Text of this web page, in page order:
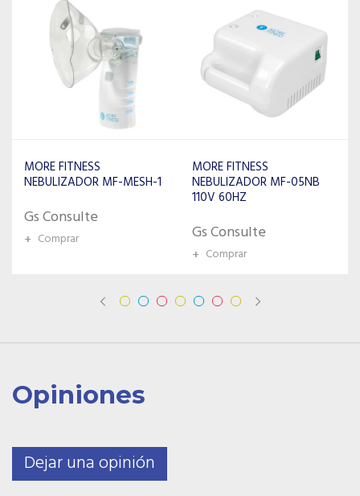
MORE FITNESS
NEBULIZADOR MF-05NB
Gs Consulte
MORE FITNESS INALADOR
FACIAL S821C 110V
+ Comprar
Opiniones
Dejar una opinión